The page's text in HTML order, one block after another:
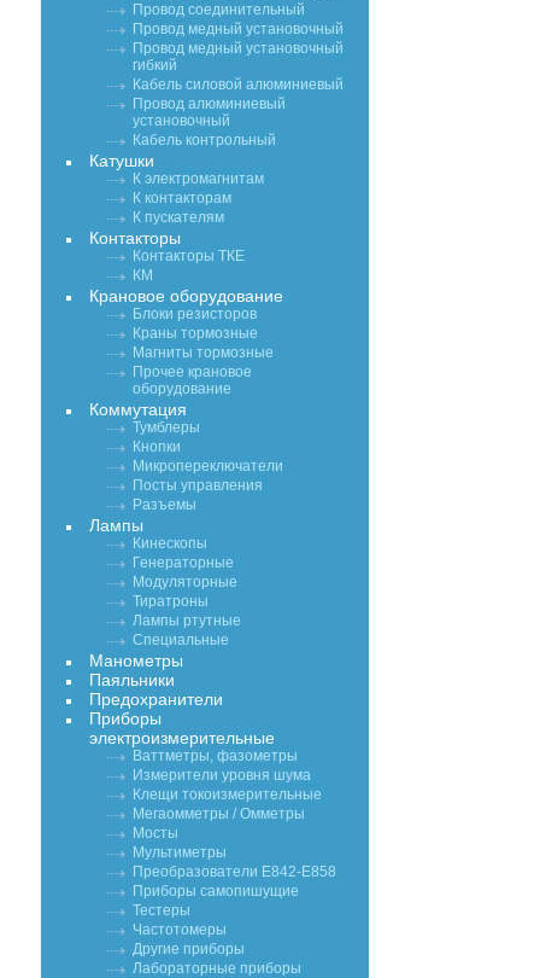
Провод соединительный
Провод медный установочный
Провод медный установочный
гибкий
Кабель силовой алюминиевый
Провод алюминиевый
установочный
Кабель контрольный
Катушки
К электромагнитам
К контакторам
К пускателям
Контакторы
Контакторы ТКЕ
КМ
Крановое оборудование
Блоки резисторов
Краны тормозные
Магниты тормозные
Прочее крановое
оборудование
Коммутация
Тумблеры
Кнопки
Микропереключатели
Посты управления
Разъемы
Лампы
Кинескопы
Генераторные
Модуляторные
Тиратроны
Лампы ртутные
Специальные
Манометры
Паяльники
Предохранители
Приборы
электроизмерительные
Ваттметры, фазометры
Измерители уровня шума
Клещи токоизмерительные
Мегаомметры / Омметры
Мосты
Мультиметры
Преобразователи Е842-Е858
Приборы самопишущие
Тестеры
Частотомеры
Другие приборы
Лабораторные приборы